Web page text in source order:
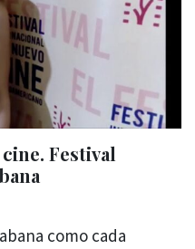
Festival
como cada